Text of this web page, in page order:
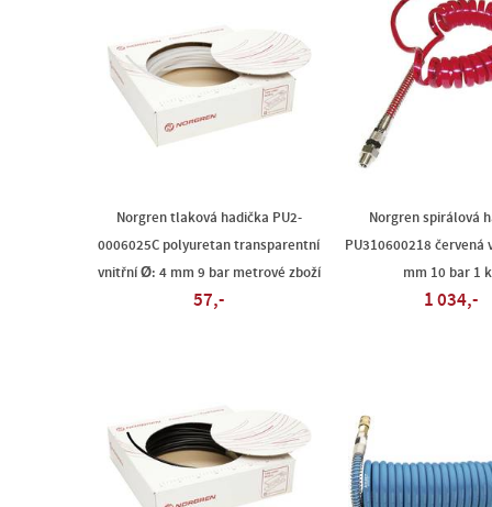
Norgren tlaková hadička PU2-
0006025C polyuretan transparentní
vnitřní Ø: 4 mm 9 bar metrové zboží
57,-
Norgren spirálová
PU310600218
mm 10 bar 1
1 034,-